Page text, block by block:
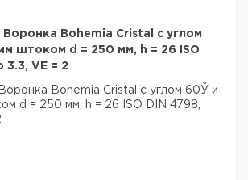
Воронка Bohemia Cristal с углом
штоком d = 250 мм, h = 26 ISO
3.3, VE = 2
Bohemia Cristal с углом 60Ў и
d = 250 мм, h = 26 ISO DIN 4798,